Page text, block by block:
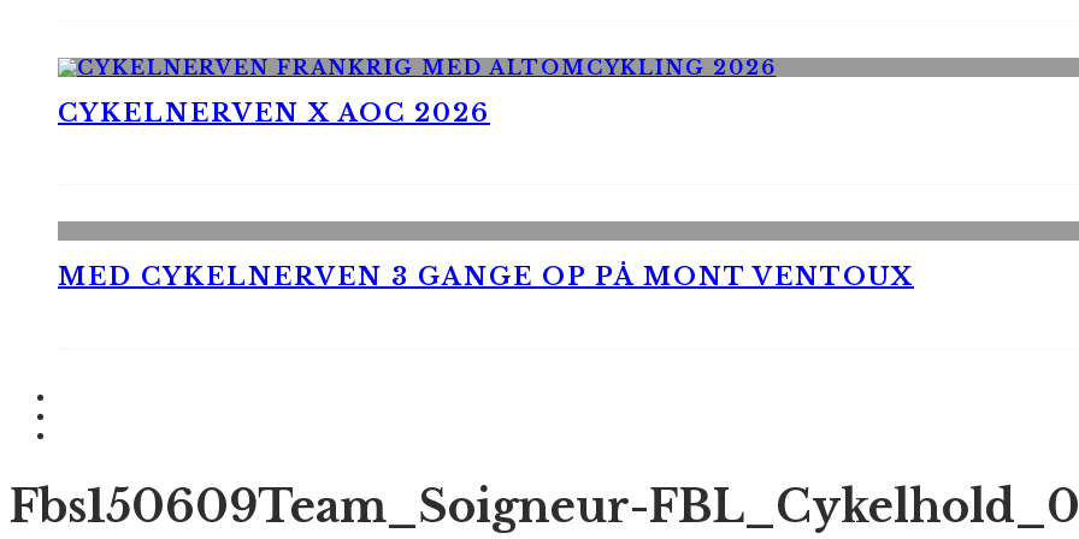
CYKELNERVEN X AOC 2026
MED CYKELNERVEN 3 GANGE OP PÅ MONT VENTOUX
Fbs150609Team_Soigneur-